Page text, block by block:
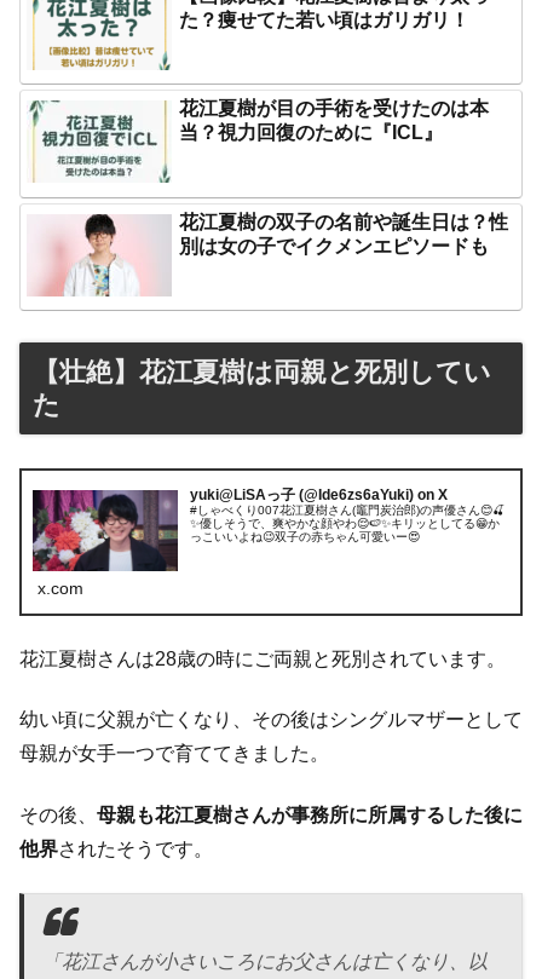
た？痩せてた若い頃はガリガリ！
花江夏樹が目の手術を受けたのは本
当？視力回復のために『ICL』
花江夏樹の双子の名前や誕生日は？性
別は女の子でイクメンエピソードも
【壮絶】花江夏樹は両親と死別してい
た
yuki@LiSAっ子 (@Ide6zs6aYuki) on X
#しゃべくり007花江夏樹さん(竈門炭治郎)の声優さん😊🍒
✨優しそうで、爽やかな顔やわ😌🍉✨キリッとしてる😁か
っこいいよね😉双子の赤ちゃん可愛いー😍
x.com
花江夏樹さんは28歳の時にご両親と死別されています。
幼い頃に父親が亡くなり、その後はシングルマザーとして
母親が女手一つで育ててきました。
その後、 母親も花江夏樹さんが事務所に所属するした後に
他界されたそうです。
「花江さんが小さいころにお父さんは亡くなり、以